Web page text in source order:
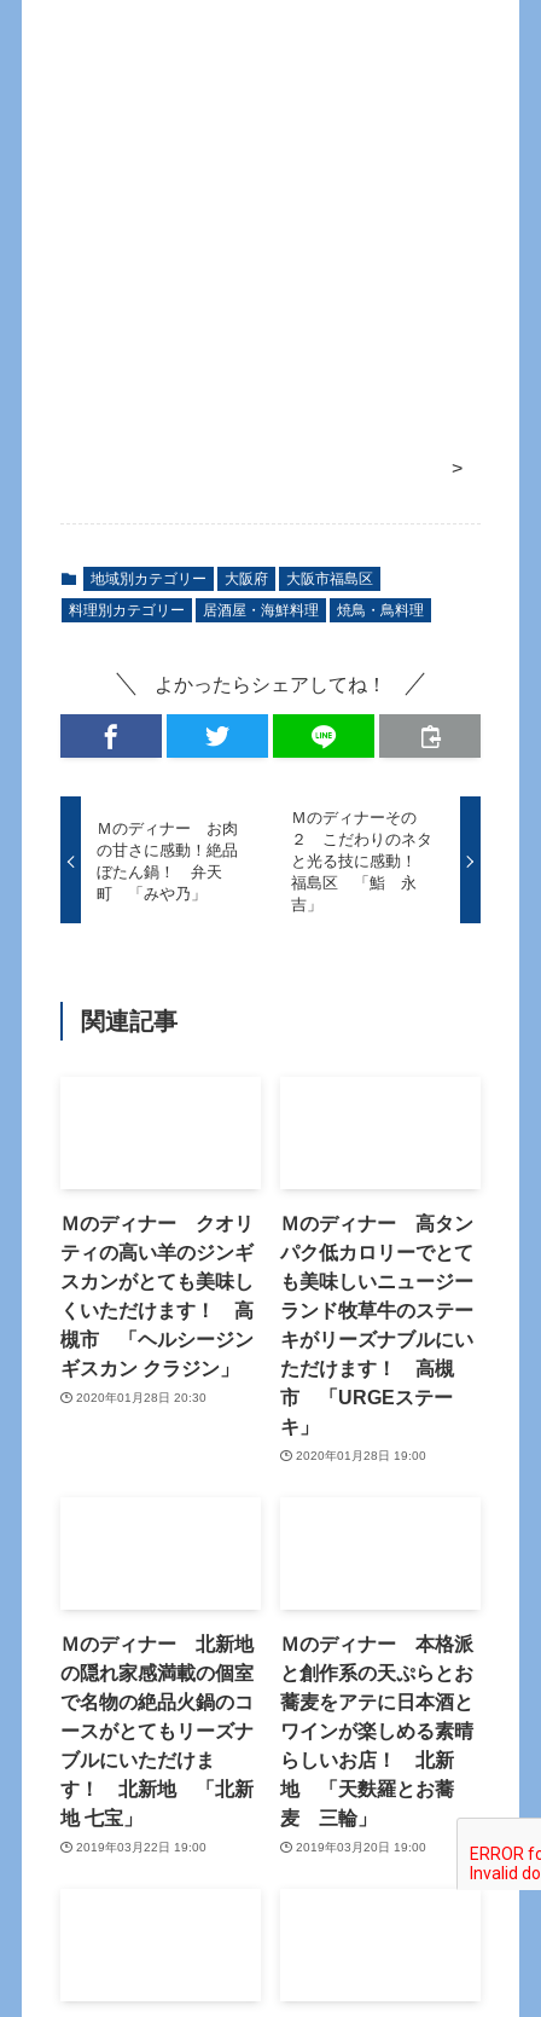
>
地域別カテゴリー 大阪府
大阪市福島区
料理別カテゴリー
居酒屋・海鮮料理 焼鳥・鳥料理
よかったらシェアしてね！
Ｍのディナー お肉
の甘さに感動！絶品
ぼたん鍋！ 弁天
町 「みや乃」
Ｍのディナーその
２ こだわりのネタ
と光る技に感動！
福島区 「鮨 永
吉」
関連記事
Ｍのディナー クオリ
ティの高い羊のジンギ
スカンがとても美味し
くいただけます！ 高
槻市 「ヘルシージン
ギスカン クラジン」
2020年01月28日 20:30
Ｍのディナー 高タン
パク低カロリーでとて
も美味しいニュージー
ランド牧草牛のステー
キがリーズナブルにい
ただけます！ 高槻
市 「URGEステー
キ」
2020年01月28日 19:00
Ｍのディナー 北新地
の隠れ家感満載の個室
で名物の絶品火鍋のコ
ースがとてもリーズナ
ブルにいただけま
す！ 北新地 「北新
地 七宝」
2019年03月22日 19:00
Ｍのディナー 本格派
と創作系の天ぷらとお
蕎麦をアテに日本酒と
ワインが楽しめる素晴
らしいお店！ 北新
地 「天麩羅とお蕎
麦 三輪」
2019年03月20日 19:00